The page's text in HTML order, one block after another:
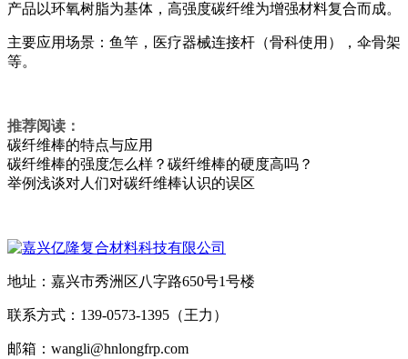
产品以环氧树脂为基体，高强度碳纤维为增强材料复合而成。
主要应用场景：鱼竿，医疗器械连接杆（骨科使用），伞骨架
等。
推荐阅读：
碳纤维棒的特点与应用
碳纤维棒的强度怎么样？碳纤维棒的硬度高吗？
举例浅谈对人们对碳纤维棒认识的误区
地址：嘉兴市秀洲区八字路650号1号楼
联系方式：139-0573-1395（王力）
邮箱：wangli@hnlongfrp.com